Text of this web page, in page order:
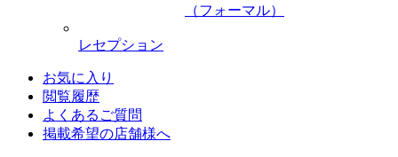
（フォーマル）
レセプション
お気に入り
閲覧履歴
よくあるご質問
掲載希望の店舗様へ